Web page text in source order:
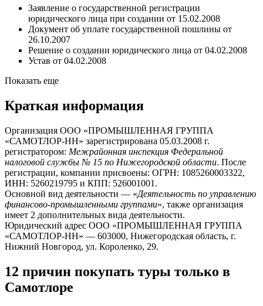
Заявление о государственной регистрации
юридического лица при создании от 15.02.2008
Документ об уплате государственной пошлины от
26.10.2007
Решение о создании юридического лица от 04.02.2008
Устав от 04.02.2008
Показать еще
Краткая информация
Организация ООО «ПРОМЫШЛЕННАЯ ГРУППА
«САМОТЛОР-НН» зарегистрирована 05.03.2008 г.
регистратором: Межрайонная инспекция Федеральной
налоговой службы № 15 по Нижегородской области. После
регистрации, компании присвоены: ОГРН: 1085260003322,
ИНН: 5260219795 и КПП: 526001001.
Основной вид деятельности — «Деятельность по управлению
финансово-промышленными группами», также организация
имеет 2 дополнительных вида деятельности.
Юридический адрес ООО «ПРОМЫШЛЕННАЯ ГРУППА
«САМОТЛОР-НН» — 603000, Нижегородская область, г.
Нижний Новгород, ул. Короленко, 29.
12 причин покупать туры только в
Самотлоре